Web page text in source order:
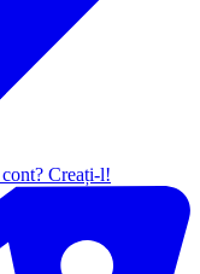
Creați-l!